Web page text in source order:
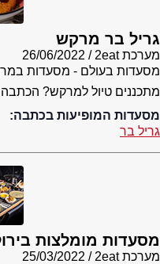
גריל בר מרקש
מערכת 2eat
26/06/2022
מסעדות בעולם - מסעדות
מתכננים טיול למרקש? הכתבה
מסעדות המופיעות בכתבה:
גריל בר
מסעדות מומלצות
מערכת 2eat
25/03/2022